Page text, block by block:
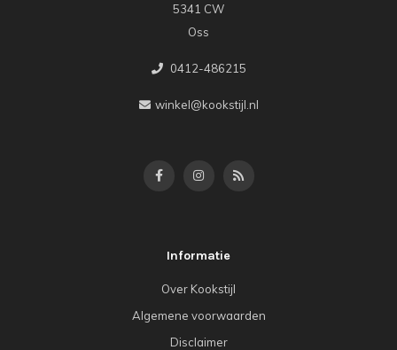
5341 CW
Oss
0412-486215
winkel@kookstijl.nl
Informatie
Over Kookstijl
Algemene voorwaarden
Disclaimer